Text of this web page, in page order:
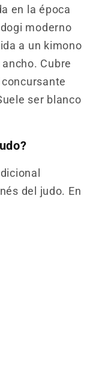
en la época
moderno
a un kimono
Cubre
ser blanco
del judo. En